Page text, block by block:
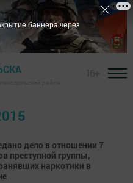
дело в отношении 7
преступной группы,
наркотики в
баннера через